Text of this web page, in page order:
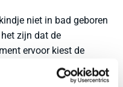
niet in bad geboren
zijn dat de
ervoor kiest de
Dit betekent
is! De